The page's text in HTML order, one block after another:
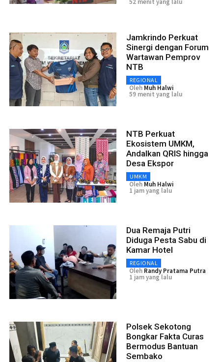
52 menit yang lalu
Jamkrindo Perkuat
Sinergi dengan Forum
Wartawan Pemprov
NTB
REGIONAL
Oleh Muh Halwi
59 menit yang lalu
NTB Perkuat
Ekosistem UMKM,
Andalkan QRIS hingga
Desa Ekspor
UMKM
Oleh Muh Halwi
1 jam yang lalu
Dua Remaja Putri
Diduga Pesta Sabu di
Kamar Hotel
REGIONAL
Oleh Randy Pratama Putra
1 jam yang lalu
Polsek Sekotong
Bongkar Fakta Curas
Bermodus Bantuan
Sembako